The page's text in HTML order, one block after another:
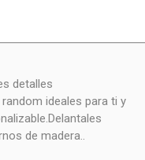
detalles
ideales para ti y
de madera..